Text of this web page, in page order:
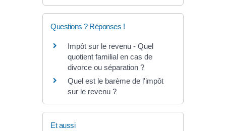
Questions ? Réponses !
Impôt sur le revenu - Quel
quotient familial en cas de
divorce ou séparation ?
Quel est le barème de l'impôt
sur le revenu ?
Et aussi